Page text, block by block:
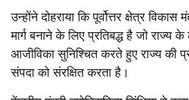
उन्होंने दोहराया कि पूर्वोत्तर क्षेत्र
मार्ग बनाने के लिए प्रतिबद्ध है जो राज्य
आजीविका सुनिश्चित करते हुए राज्य की
संपदा को संरक्षित करता है।